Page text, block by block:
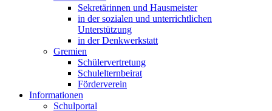
Sekretärinnen und Hausmeister
in der sozialen und unterrichtlichen
Unterstützung
in der Denkwerkstatt
Gremien
Schülervertretung
Schulelternbeirat
Förderverein
Informationen
Schulportal